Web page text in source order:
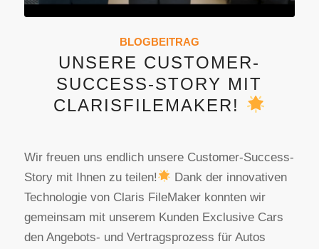
BLOGBEITRAG
UNSERE CUSTOMER-
SUCCESS-STORY MIT
CLARISFILEMAKER!
Wir freuen uns endlich unsere Customer-Success-
Story mit Ihnen zu teilen!
Dank der innovativen
Technologie von Claris FileMaker konnten wir
gemeinsam mit unserem Kunden Exclusive Cars
den Angebots- und Vertragsprozess für Autos